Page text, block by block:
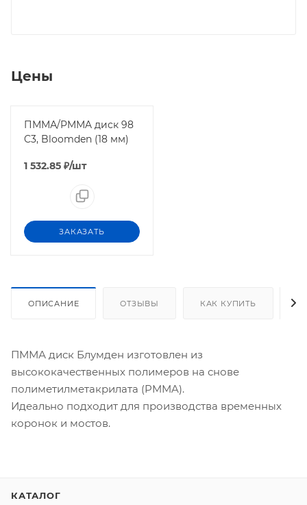
Цены
ПММА/PMMA диск 98
C3, Bloomden (18 мм)
1 532.85 ₽/шт
ЗАКАЗАТЬ
ОПИСАНИЕ ОТЗЫВЫ КАК КУПИТЬ
ПММА диск Блумден изготовлен из
высококачественных полимеров на снове
полиметилметакрилата (PMMA).
Идеально подходит для производства временных
коронок и мостов.
КАТАЛОГ